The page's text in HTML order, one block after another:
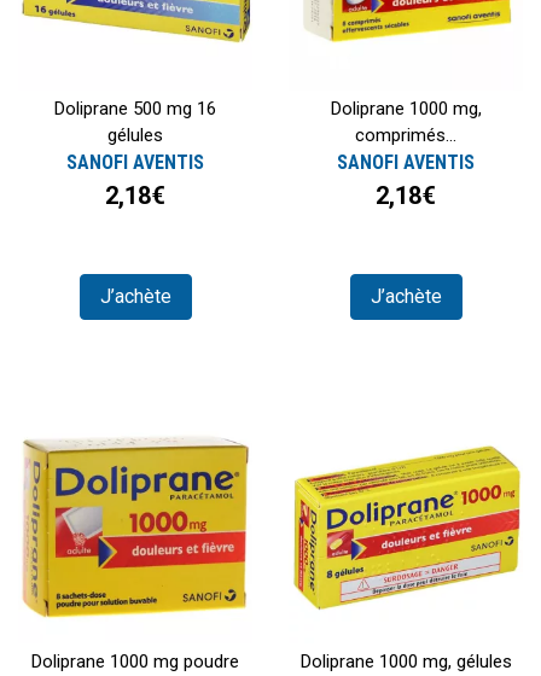
Doliprane 500 mg 16
gélules
SANOFI AVENTIS
2,18€
J’achète
Doliprane 1000 mg,
comprimés...
SANOFI AVENTIS
2,18€
J’achète
Doliprane 1000 mg poudre
Doliprane 1000 mg, gélules